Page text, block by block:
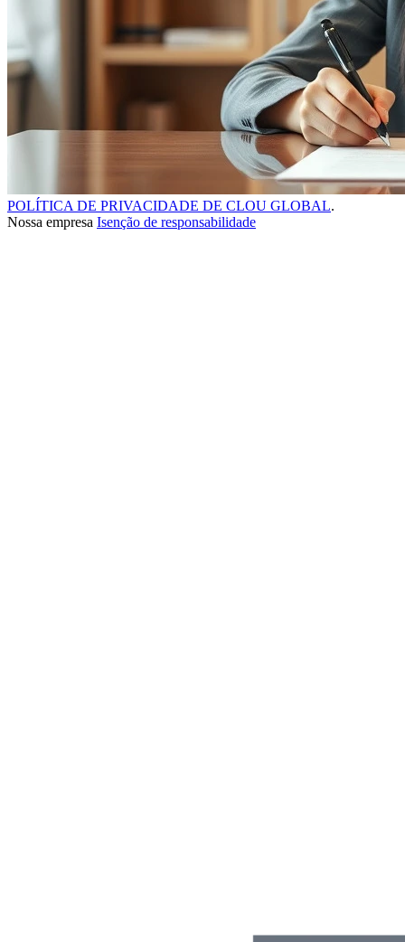
POLÍTICA DE PRIVACIDADE DE CLOU GLOBAL.
Nossa empresa Isenção de responsabilidade